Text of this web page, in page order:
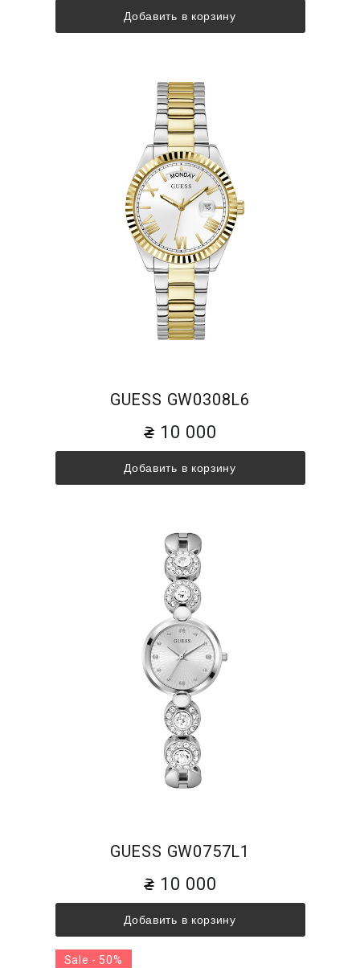
Добавить в корзину
GUESS GW0308L6
10 000
Добавить в корзину
GUESS GW0757L1
10 000
Добавить в корзину
Sale - 50%